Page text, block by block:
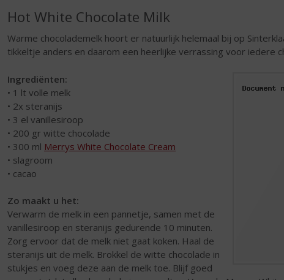
Hot White Chocolate Milk
Warme chocolademelk hoort er natuurlijk helemaal bij op
tikkeltje anders en daarom een heerlijke verrassing voor iedere
Ingrediënten:
• 1 lt volle melk
• 2x steranijs
• 3 el vanillesiroop
• 200 gr witte chocolade
• 300 ml Merrys White Chocolate Cream
• slagroom
• cacao
Zo maakt u het:
Verwarm de melk in een pannetje, samen met de
vanillesiroop en steranijs gedurende 10 minuten.
Zorg ervoor dat de melk niet gaat koken. Haal de
steranijs uit de melk. Brokkel de witte chocolade in
stukjes en voeg deze aan de melk toe. Blijf goed